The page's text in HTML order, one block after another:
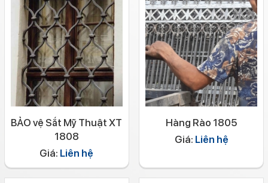
BẢO vệ Sắt Mỹ Thuật XT
1808
Giá: Liên hệ
Hàng Rào 1805
Giá: Liên hệ